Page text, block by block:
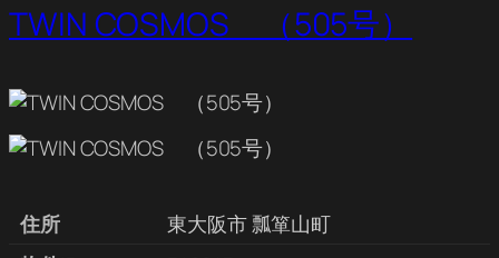
TWIN COSMOS （505号）
住所
東大阪市 瓢箪山町